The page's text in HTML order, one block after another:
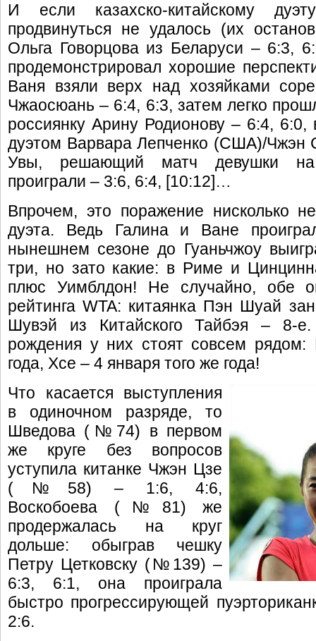
И если казахско-китайскому
продвинуться не удалось (их
Ольга Говорцова из Беларуси – 6:3,
продемонстрировал хорошие
Ваня взяли верх над хозяйками
Чжаосюань – 6:4, 6:3, затем легко
россиянку Арину Родионову – 6:4,
дуэтом Варвара Лепченко (США)/Чжэн
Увы, решающий матч девушки на
проиграли – 3:6, 6:4, [10:12]…
Впрочем, это поражение нисколько
дуэта. Ведь Галина и Ване
нынешнем сезоне до Гуаньчжоу
три, но зато какие: в Риме и
плюс Уимблдон! Не случайно, обе
рейтинга WTA: китаянка Пэн Шуай
Шувэй из Китайского Тайбэя – 8-
рождения у них стоят совсем
года, Хсе – 4 января того же года!
Что касается выступления
в одиночном разряде, то
Шведова (№74) в первом
же круге без вопросов
уступила китанке Чжэн Цзе
(№58) – 1:6, 4:6,
Воскобоева (№81) же
продержалась на круг
дольше: обыграв чешку
Петру Цетковску (№139) –
6:3, 6:1, она проиграла
быстро прогрессирующей
2:6.